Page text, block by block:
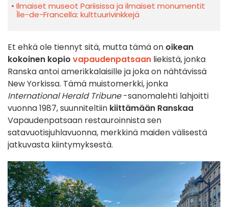
Ilmaiset museot Pariisissa ja ilmaiset monumentit
Île-de-Francella: kulttuurivinkkejä
Et ehkä ole tiennyt sitä, mutta tämä on oikean
kokoinen kopio vapaudenpatsaan liekistä, jonka
Ranska antoi amerikkalaisille ja joka on nähtävissä
New Yorkissa. Tämä muistomerkki, jonka
International Herald Tribune-sanomalehti lahjoitti
vuonna 1987, suunniteltiin kiittämään Ranskaa
Vapaudenpatsaan restauroinnista sen
satavuotisjuhlavuonna, merkkinä maiden välisestä
jatkuvasta kiintymyksestä.